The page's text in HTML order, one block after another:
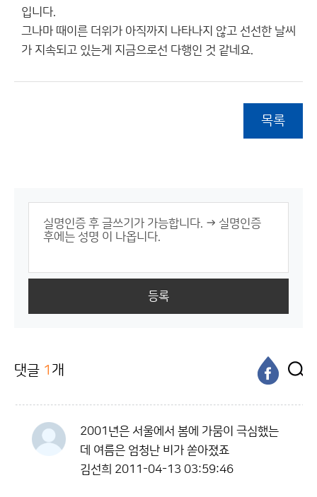
입니다.
그나마 때이른 더위가 아직까지 나타나지 않고 선선한 날씨
가 지속되고 있는게 지금으로선 다행인 것 같네요.
목록
등록
댓글 1 개
2001년은 서울에서 봄에 가뭄이 극심했는
데 여름은 엄청난 비가 쏟아졌죠
김선희 2011-04-13 03:59:46